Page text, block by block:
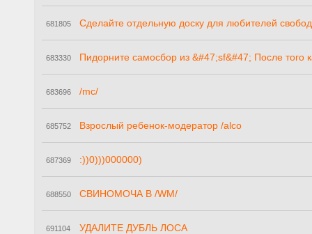
681805 Сделайте отдельную доску для любителей
683330 Пидорните самосбор из &#47;sf&#47; После того
683696 /mc/
685752 Взрослый ребенок-модератор /alco
687369 :))0)))000000)
688550 СВИНОМОЧА В /WM/
691104 УДАЛИТЕ ДУБЛЬ ЛОСА